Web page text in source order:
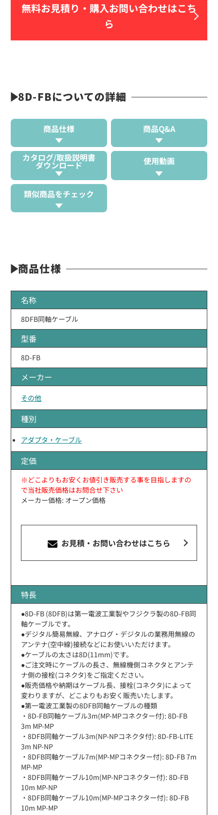
無料お見積り・ 購入お問い合わせはこち
ら
8D-FBについての詳細
商品仕様 商品Q&A
カタログ/取扱説明書
ダウンロード 使用動画
類似商品をチェック
商品仕様
名称
8DFB同軸ケーブル
型番
8D-FB
メーカー
その他
種別
アダプタ・ケーブル
定価
※どこよりもお安くお値引き販売する事を目指しますの
で当社販売価格はお問合せ下さい
メーカー価格: オープン価格
お見積・お問い合わせはこちら
特長
●8D-FB (8DFB)は第一電波工業製やフジクラ製の8D-FB同
軸ケーブルです。
●デジタル簡易無線、アナログ・デジタルの業務用無線の
アンテナ(空中線)接続などにお使いいただけます。
●ケーブルの太さは8D(11mm)です。
●ご注文時にケーブルの長さ、無線機側コネクタとアンテ
ナ側の接栓(コネクタ)をご指定ください。
●販売価格や納期はケーブル長、接栓(コネクタ)によって
変わりますが、どこよりもお安く販売いたします。
●第一電波工業製の8DFB同軸ケーブルの種類
・8D-FB同軸ケーブル3m(MP-MPコネクター付): 8D-FB
3m MP-MP
・8DFB同軸ケーブル3m(NP-NPコネクタ付): 8D-FB-LITE
3m NP-NP
・8DFB同軸ケーブル7m(MP-MPコネクター付): 8D-FB 7m
MP-MP
・8DFB同軸ケーブル10m(MP-NPコネクター付): 8D-FB
10m MP-NP
・8DFB同軸ケーブル10m(MP-MPコネクター付): 8D-FB
10m MP-MP